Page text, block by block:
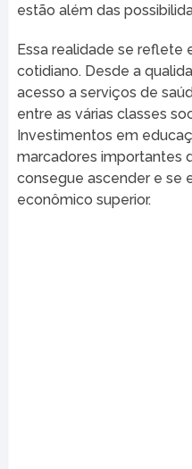
estão além das
Essa realidade se reflete
cotidiano. Desde a
acesso a serviços de
entre as várias classes
Investimentos em
marcadores importantes
consegue ascender e se
econômico superior.